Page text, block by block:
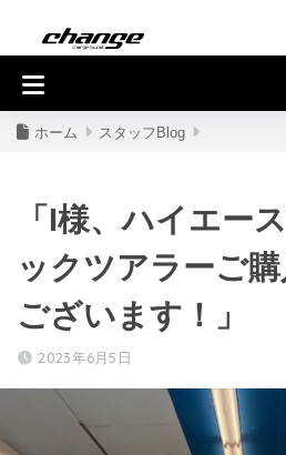
入庫車情報
ホーム スタッフBlog
「I様、ハイエー
ックツアラーご
ございます！」
2023年6月5日